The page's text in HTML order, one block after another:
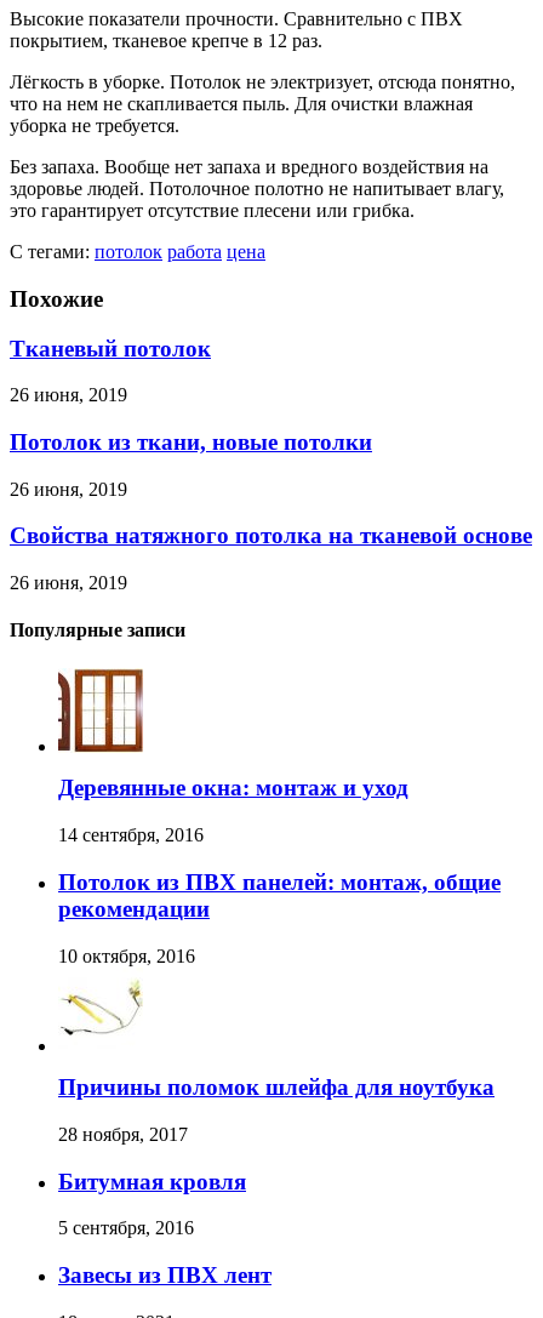
Высокие показатели прочности. Сравнительно с ПВХ
покрытием, тканевое крепче в 12 раз.
Лёгкость в уборке. Потолок не электризует, отсюда понятно,
что на нем не скапливается пыль. Для очистки влажная
уборка не требуется.
Без запаха. Вообще нет запаха и вредного воздействия на
здоровье людей. Потолочное полотно не напитывает влагу,
это гарантирует отсутствие плесени или грибка.
С тегами: потолок работа цена
Похожие
Тканевый потолок
26 июня, 2019
Потолок из ткани, новые потолки
26 июня, 2019
Свойства натяжного потолка на тканевой основе
26 июня, 2019
Популярные записи
Деревянные окна: монтаж и уход
14 сентября, 2016
Потолок из ПВХ панелей: монтаж, общие
рекомендации
10 октября, 2016
Причины поломок шлейфа для ноутбука
28 ноября, 2017
Битумная кровля
5 сентября, 2016
Завесы из ПВХ лент